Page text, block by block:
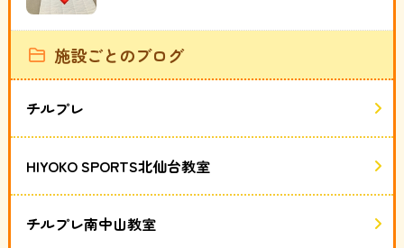
施設ごとのブログ
チルプレ
HIYOKO SPORTS北仙台教室
チルプレ南中山教室